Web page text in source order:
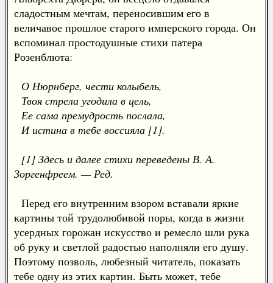
сладостным мечтам, переносившим его в
величавое прошлое старого имперского города. Он
вспоминал простодушные стихи патера
Розенблюта:
О Нюрнберг, чести колыбель,
Твоя стрела угодила в цель,
Ее сама премудрость послала,
И истина в тебе воссияла [1].
[1] Здесь и далее стихи переведены В. А.
Зоргенфреем. — Ред.
Перед его внутренним взором вставали яркие
картины той трудолюбивой поры, когда в жизни
усердных горожан искусство и ремесло шли рука
об руку и светлой радостью наполняли его душу.
Поэтому позволь, любезный читатель, показать
тебе одну из этих картин. Быть может, тебе